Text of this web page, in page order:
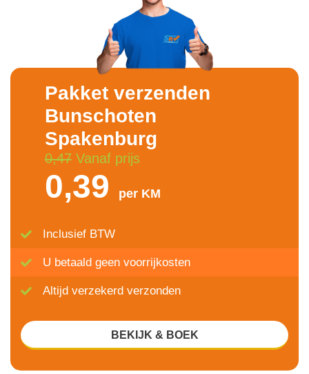
Pakket verzenden
Bunschoten
Spakenburg
0,47Vanaf prijs
0,39 per KM
Inclusief BTW
U betaald geen voorrijkosten
Altijd verzekerd verzonden
BEKIJK & BOEK